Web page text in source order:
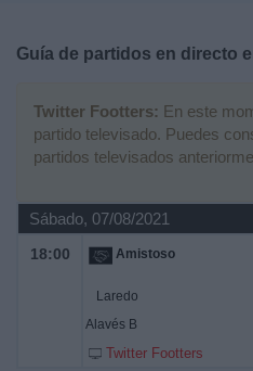
Guía de partidos en directo
Twitter Footters: En este
partido televisado. Puedes
partidos televisados
Sábado, 07/08/2021
18:00 Amistoso
Laredo
Alavés B
Twitter Footters
Noticias
Widget